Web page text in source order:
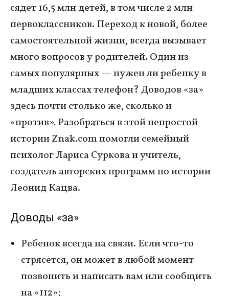
сядет 16,5 млн детей, в том числе 2 млн
первоклассников. Переход к новой, более
самостоятельной жизни, всегда вызывает
много вопросов у родителей. Один из
самых популярных — нужен ли ребенку в
младших классах телефон? Доводов «за»
здесь почти столько же, сколько и
«против». Разобраться в этой непростой
истории Znak.com помогли семейный
психолог Лариса Суркова и учитель,
создатель авторских программ по истории
Леонид Кацва.
Доводы «за»
Ребенок всегда на связи. Если что-то
стрясется, он может в любой момент
позвонить и написать вам или сообщить
на «112»;